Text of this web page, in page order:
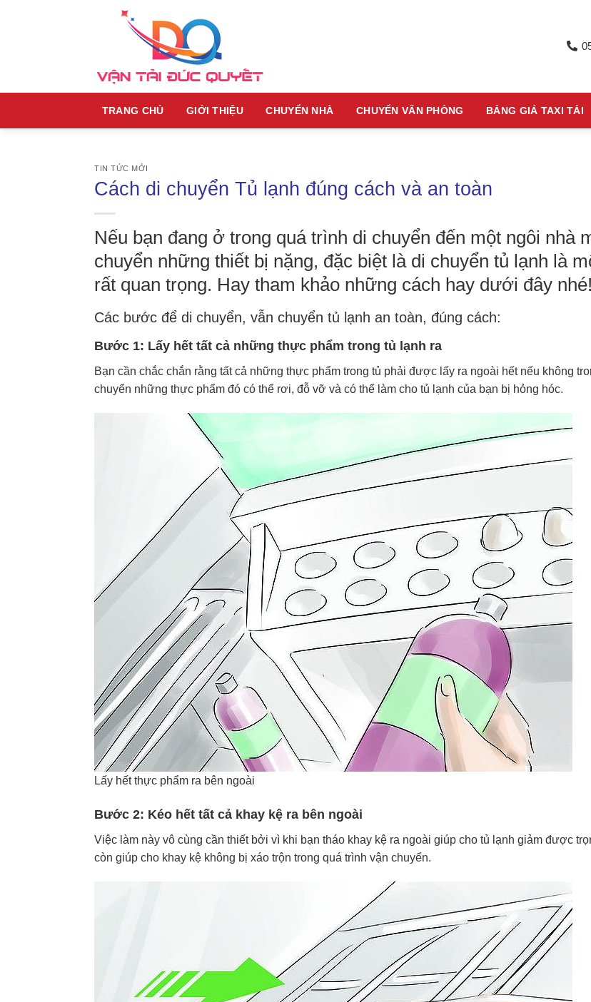
TRANG CHỦ GIỚI THIỆU CHUYỂN NHÀ CHUYỂN VĂN PHÒNG BẢNG GIÁ TAXI TẢI
TIN TỨC MỚI
Cách di chuyển Tủ lạnh đúng cách và an toàn
Nếu bạn đang ở trong quá trình di chuyển đến một ngôi nhà
chuyển những thiết bị nặng, đặc biệt là di chuyển tủ lạnh là
rất quan trọng. Hay tham khảo những cách hay dưới đây nhé!
Các bước để di chuyển, vẫn chuyển tủ lạnh an toàn, đúng cách:
Bước 1: Lấy hết tất cả những thực phẩm trong tủ lạnh ra
Bạn cần chắc chắn rằng tất cả những thực phẩm trong tủ phải được lấy ra ngoài hết nếu không
chuyển những thực phẩm đó có thể rơi, đỗ vỡ và có thể làm cho tủ lạnh của bạn bị hỏng hóc.
Lấy hết thực phẩm ra bên ngoài
Bước 2: Kéo hết tất cả khay kệ ra bên ngoài
Việc làm này vô cùng cần thiết bởi vì khi bạn tháo khay kệ ra ngoài giúp cho tủ lạnh giảm được
còn giúp cho khay kệ không bị xáo trộn trong quá trình vận chuyển.